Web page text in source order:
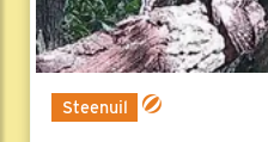
Steenuil